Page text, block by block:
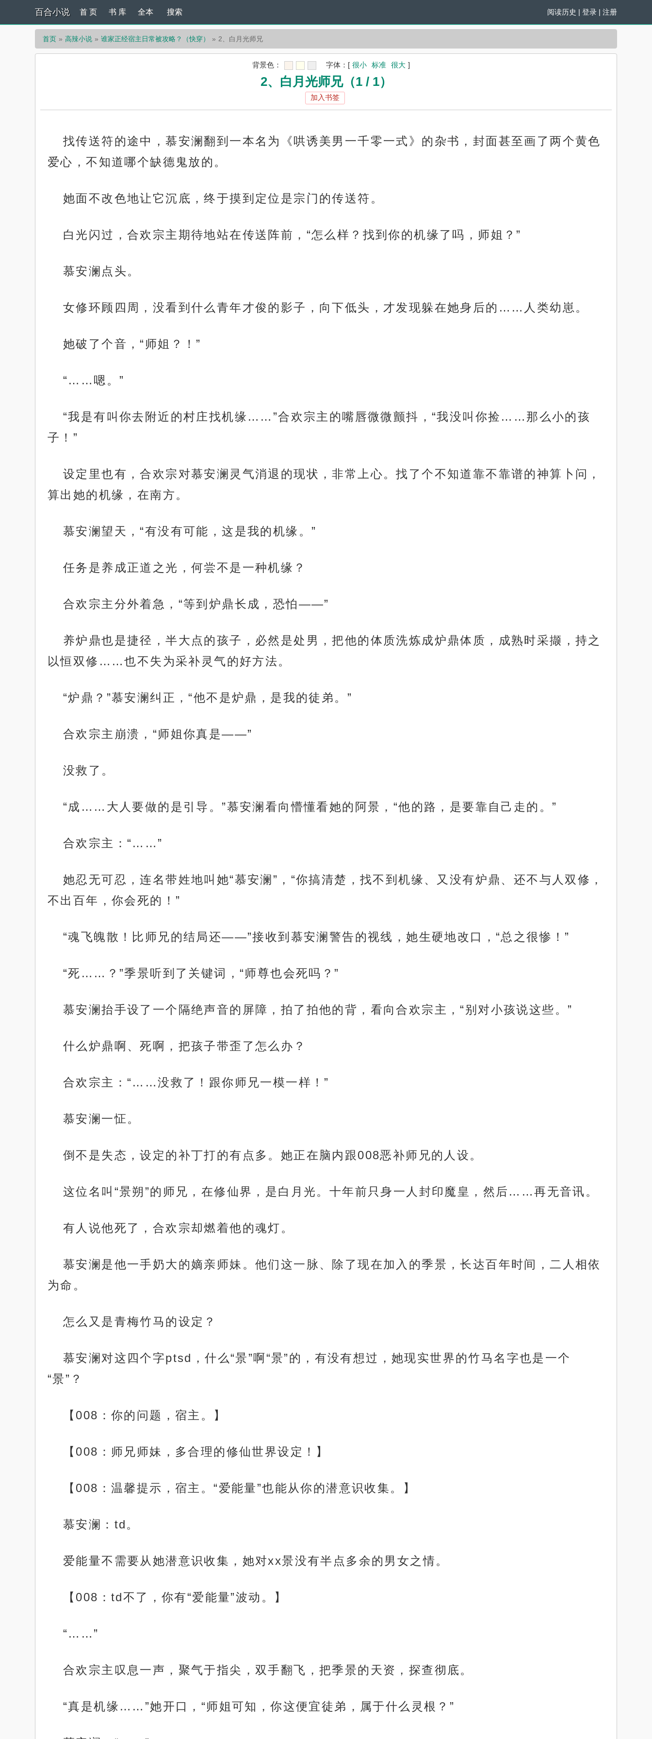
百合小说 阅读历史 | 登录 | 注册
首 页 书 库 全本 搜索
首页 高辣小说 谁家正经宿主日常被攻略？（快穿） 2、白月光师兄
背景色： 字体： [ 很小 标准 很大 ]
2、白月光师兄（1 / 1）
加入书签
找传送符的途中，慕安澜翻到一本名为《哄诱美男一千零一式》的杂书，封面甚至画了两个黄色
爱心，不知道哪个缺德鬼放的。
她面不改色地让它沉底，终于摸到定位是宗门的传送符。
白光闪过，合欢宗主期待地站在传送阵前，“怎么样？找到你的机缘了吗，师姐？”
慕安澜点头。
女修环顾四周，没看到什么青年才俊的影子，向下低头，才发现躲在她身后的……人类幼崽。
她破了个音，“师姐？！”
“……嗯。”
“我是有叫你去附近的村庄找机缘……”合欢宗主的嘴唇微微颤抖，“我没叫你捡……那么小的孩
子！”
设定里也有，合欢宗对慕安澜灵气消退的现状，非常上心。找了个不知道靠不靠谱的神算卜问，
算出她的机缘，在南方。
慕安澜望天，“有没有可能，这是我的机缘。”
任务是养成正道之光，何尝不是一种机缘？
合欢宗主分外着急，“等到炉鼎长成，恐怕——”
养炉鼎也是捷径，半大点的孩子，必然是处男，把他的体质洗炼成炉鼎体质，成熟时采撷，持之
以恒双修……也不失为采补灵气的好方法。
“炉鼎？”慕安澜纠正，“他不是炉鼎，是我的徒弟。”
合欢宗主崩溃，“师姐你真是——”
没救了。
“成……大人要做的是引导。”慕安澜看向懵懂看她的阿景，“他的路，是要靠自己走的。”
合欢宗主：“……”
她忍无可忍，连名带姓地叫她“慕安澜”，“你搞清楚，找不到机缘、又没有炉鼎、还不与人双修，
不出百年，你会死的！”
“魂飞魄散！比师兄的结局还——”接收到慕安澜警告的视线，她生硬地改口，“总之很惨！”
“死……？”季景听到了关键词，“师尊也会死吗？”
慕安澜抬手设了一个隔绝声音的屏障，拍了拍他的背，看向合欢宗主，“别对小孩说这些。”
什么炉鼎啊、死啊，把孩子带歪了怎么办？
合欢宗主：“……没救了！跟你师兄一模一样！”
慕安澜一怔。
倒不是失态，设定的补丁打的有点多。她正在脑内跟008恶补师兄的人设。
这位名叫“景朔”的师兄，在修仙界，是白月光。十年前只身一人封印魔皇，然后……再无音讯。
有人说他死了，合欢宗却燃着他的魂灯。
慕安澜是他一手奶大的嫡亲师妹。他们这一脉、除了现在加入的季景，长达百年时间，二人相依
为命。
怎么又是青梅竹马的设定？
慕安澜对这四个字ptsd，什么“景”啊“景”的，有没有想过，她现实世界的竹马名字也是一个
“景”？
【008：你的问题，宿主。】
【008：师兄师妹，多合理的修仙世界设定！】
【008：温馨提示，宿主。“爱能量”也能从你的潜意识收集。】
慕安澜：td。
爱能量不需要从她潜意识收集，她对xx景没有半点多余的男女之情。
【008：td不了，你有“爱能量”波动。】
“……”
合欢宗主叹息一声，聚气于指尖，双手翻飞，把季景的天资，探查彻底。
“真是机缘……”她开口，“师姐可知，你这便宜徒弟，属于什么灵根？”